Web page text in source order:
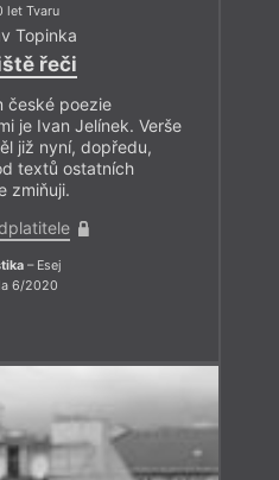
let Tvaru
Topinka
řeči
české poezie
je Ivan Jelínek. Verše
již nyní, dopředu,
textů ostatních
zmiňuji.
– Esej
6/2020